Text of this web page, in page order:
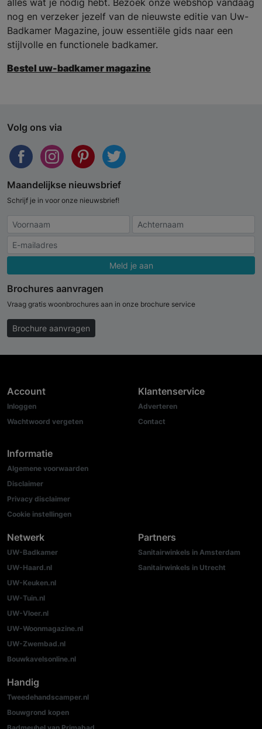
alles wat je nodig hebt. Bezoek onze webshop vandaag
nog en verzeker jezelf van de nieuwste editie van Uw-
Badkamer Magazine, jouw essentiële gids naar een
stijlvolle en functionele badkamer.
Bestel uw-badkamer magazine
Volg ons via
Maandelijkse nieuwsbrief
Schrijf je in voor onze nieuwsbrief!
Meld je aan
Brochures aanvragen
Vraag gratis woonbrochures aan in onze brochure service
Brochure aanvragen
Account
Inloggen
Wachtwoord vergeten
Informatie
Algemene voorwaarden
Disclaimer
Privacy disclaimer
Cookie instellingen
Klantenservice
Adverteren
Contact
Netwerk
UW-Badkamer
UW-Haard.nl
UW-Keuken.nl
UW-Tuin.nl
UW-Vloer.nl
UW-Woonmagazine.nl
UW-Zwembad.nl
Bouwkavelsonline.nl
Partners
Sanitairwinkels in Amsterdam
Sanitairwinkels in Utrecht
Handig
Tweedehandscamper.nl
Bouwgrond kopen